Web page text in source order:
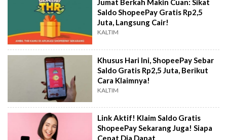
Jumat Berkah Makin Cuan: Sikat
Saldo ShopeePay Gratis Rp2,5
Juta, Langsung Cair!
KALTIM
Khusus Hari Ini, ShopeePay Sebar
Saldo Gratis Rp2,5 Juta, Berikut
Cara Klaimnya!
KALTIM
Link Aktif! Klaim Saldo Gratis
ShopeePay Sekarang Juga! Siapa
Cepat Dia Dapat